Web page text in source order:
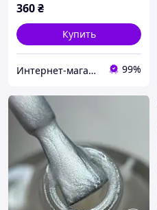
360₴
Купить
Интернет-магазин CityManik Материалы для маникюра 99%